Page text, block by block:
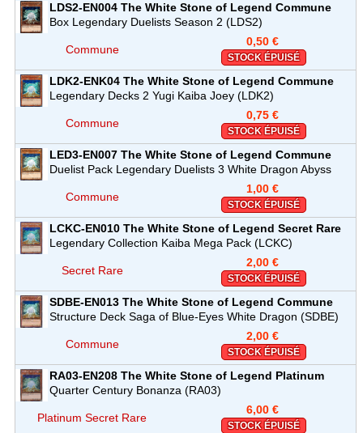
LDS2-EN004 The White Stone of Legend Commune
Box Legendary Duelists Season 2 (LDS2)
Commune
0,50 €
STOCK ÉPUISÉ
LDK2-ENK04 The White Stone of Legend Commune
Legendary Decks 2 Yugi Kaiba Joey (LDK2)
Commune
0,75 €
STOCK ÉPUISÉ
LED3-EN007 The White Stone of Legend Commune
Duelist Pack Legendary Duelists 3 White Dragon Abyss
Commune
1,00 €
STOCK ÉPUISÉ
LCKC-EN010 The White Stone of Legend Secret Rare
Legendary Collection Kaiba Mega Pack (LCKC)
Secret Rare
2,00 €
STOCK ÉPUISÉ
SDBE-EN013 The White Stone of Legend Commune
Structure Deck Saga of Blue-Eyes White Dragon (SDBE)
Commune
2,00 €
STOCK ÉPUISÉ
RA03-EN208 The White Stone of Legend Platinum
Secret Rare
Quarter Century Bonanza (RA03)
Platinum Secret Rare
6,00 €
STOCK ÉPUISÉ